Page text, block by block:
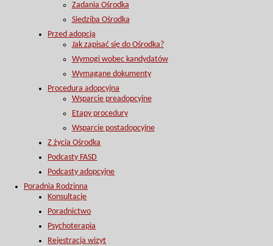
Zadania Ośrodka
Siedziba Ośrodka
Przed adopcją
Jak zapisać się do Ośrodka?
Wymogi wobec kandydatów
Wymagane dokumenty
Procedura adopcyjna
Wsparcie preadopcyjne
Etapy procedury
Wsparcie postadopcyjne
Z życia Ośrodka
Podcasty FASD
Podcasty adopcyjne
Poradnia Rodzinna
Konsultacje
Poradnictwo
Psychoterapia
Rejestracja wizyt